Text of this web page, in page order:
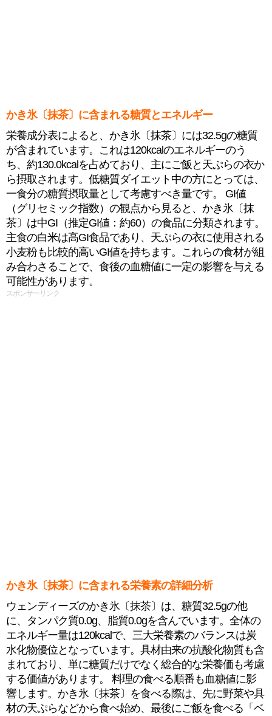
かき氷〔抹茶〕に含まれる糖質とエネルギー
栄養成分表によると、かき氷〔抹茶〕には32.5gの糖質
が含まれています。これは120kcalのエネルギーのう
ち、約130.0kcalを占めており、主にご飯と天ぷらの衣か
ら摂取されます。低糖質ダイエット中の方にとっては、
一食分の糖質摂取量として考慮すべき量です。 GI値
（グリセミック指数）の観点から見ると、かき氷〔抹
茶〕は中GI（推定GI値：約60）の食品に分類されます。
主食の白米は高GI食品であり、天ぷらの衣に使用される
小麦粉も比較的高いGI値を持ちます。これらの食材が組
み合わさることで、食後の血糖値に一定の影響を与える
可能性があります。
スポンサーリンク
かき氷〔抹茶〕に含まれる栄養素の詳細分析
ウェンディーズのかき氷〔抹茶〕は、糖質32.5gの他
に、タンパク質0.0g、脂質0.0gを含んでいます。全体の
エネルギー量は120kcalで、三大栄養素のバランスは炭
水化物優位となっています。具材由来の抗酸化物質も含
まれており、単に糖質だけでなく総合的な栄養価も考慮
する価値があります。 料理の食べる順番も血糖値に影
響します。かき氷〔抹茶〕を食べる際は、先に野菜や具
材の天ぷらなどから食べ始め、最後にご飯を食べる「ベ